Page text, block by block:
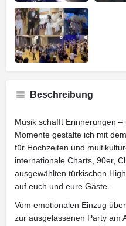
Beschreibung
Musik schafft Erinnerungen
Momente gestalte ich mit
für Hochzeiten und
internationale Charts, 90er,
ausgewählten türkischen
auf euch und eure Gäste.
Vom emotionalen Einzug
zur ausgelassenen Party am